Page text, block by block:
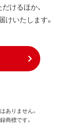
けるほか、
いたします。
ありません。
商標です。